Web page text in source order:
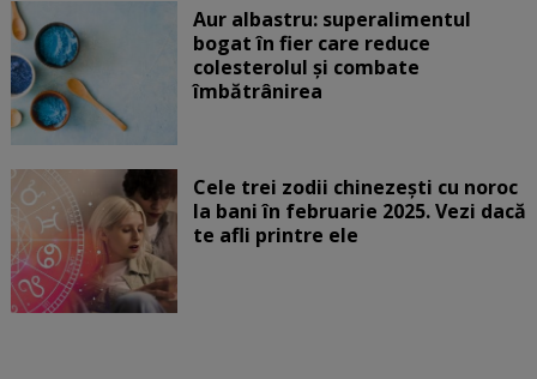
Aur albastru: superalimentul
bogat în fier care reduce
colesterolul și combate
îmbătrânirea
Cele trei zodii chinezești cu noroc
la bani în februarie 2025. Vezi dacă
te afli printre ele